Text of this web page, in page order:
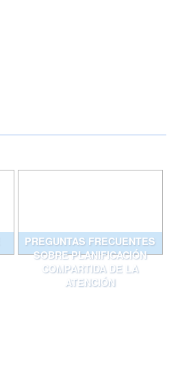
PREGUNTAS FRECUENTES
SOBRE PLANIFICACIÓN
COMPARTIDA DE LA
ATENCIÓN